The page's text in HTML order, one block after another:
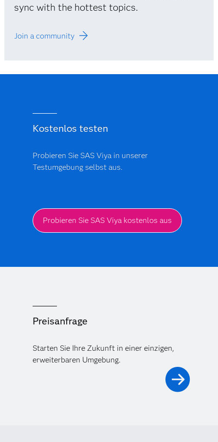
sync with the hottest topics.
Join a community
Kostenlos testen
Probieren Sie SAS Viya in unserer
Testumgebung selbst aus.
Probieren Sie SAS Viya kostenlos aus
Preisanfrage
Starten Sie Ihre Zukunft in einer einzigen,
erweiterbaren Umgebung.